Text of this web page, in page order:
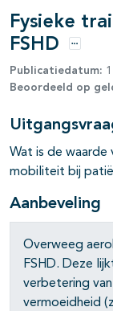
open-
open-
Fysieke
FSHD
Opties
Publicatiedatum:
Beoordeeld op
Wat is de waarde
mobiliteit bij
Aanbeveling
Overweeg
FSHD. Deze
verbetering
vermoeidheid